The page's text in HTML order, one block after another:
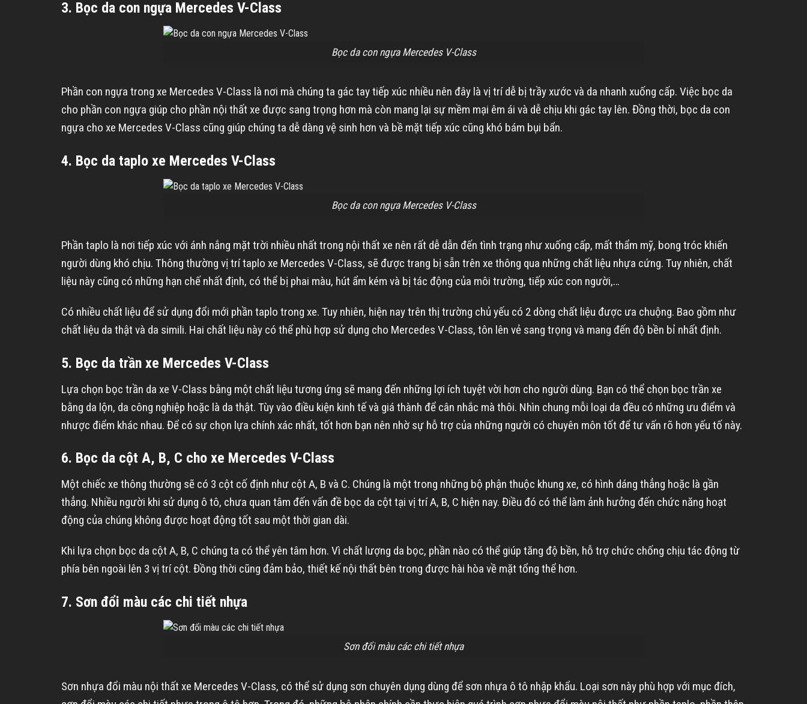
3. Bọc da con ngựa Mercedes V-Class
Bọc da con ngựa Mercedes V-Class
Phần con ngựa trong xe Mercedes V-Class là nơi mà chúng ta gác tay tiếp xúc nhiều nên đây là vị trí dễ bị trầy xước và da nhanh xuống cấp. Việc bọc da
cho phần con ngựa giúp cho phần nội thất xe được sang trọng hơn mà còn mang lại sự mềm mại êm ái và dễ chịu khi gác tay lên. Đồng thời, bọc da con
ngựa cho xe Mercedes V-Class cũng giúp chúng ta dễ dàng vệ sinh hơn và bề mặt tiếp xúc cũng khó bám bụi bẩn.
4. Bọc da taplo xe Mercedes V-Class
Bọc da con ngựa Mercedes V-Class
Phần taplo là nơi tiếp xúc với ánh nắng mặt trời nhiều nhất trong nội thất xe nên rất dễ dẫn đến tình trạng như xuống cấp, mất thẩm mỹ, bong tróc khiến
người dùng khó chịu. Thông thường vị trí taplo xe Mercedes V-Class, sẽ được trang bị sẵn trên xe thông qua những chất liệu nhựa cứng. Tuy nhiên, chất
liệu này cũng có những hạn chế nhất định, có thể bị phai màu, hút ẩm kém và bị tác động của môi trường, tiếp xúc con người,…
Có nhiều chất liệu để sử dụng đổi mới phần taplo trong xe. Tuy nhiên, hiện nay trên thị trường chủ yếu có 2 dòng chất liệu được ưa chuộng. Bao gồm như
chất liệu da thật và da simili. Hai chất liệu này có thể phù hợp sử dụng cho Mercedes V-Class, tôn lên vẻ sang trọng và mang đến độ bền bỉ nhất định.
5. Bọc da trần xe Mercedes V-Class
Lựa chọn bọc trần da xe V-Class bằng một chất liệu tương ứng sẽ mang đến những lợi ích tuyệt vời hơn cho người dùng. Bạn có thể chọn bọc trần xe
bằng da lộn, da công nghiệp hoặc là da thật. Tùy vào điều kiện kinh tế và giá thành để cân nhắc mà thôi. Nhìn chung mỗi loại da đều có những ưu điểm và
nhược điểm khác nhau. Để có sự chọn lựa chính xác nhất, tốt hơn bạn nên nhờ sự hỗ trợ của những người có chuyên môn tốt để tư vấn rõ hơn yếu tố này.
6. Bọc da cột A, B, C cho xe Mercedes V-Class
Một chiếc xe thông thường sẽ có 3 cột cố định như cột A, B và C. Chúng là một trong những bộ phận thuộc khung xe, có hình dáng thẳng hoặc là gần
thẳng. Nhiều người khi sử dụng ô tô, chưa quan tâm đến vấn đề bọc da cột tại vị trí A, B, C hiện nay. Điều đó có thể làm ảnh hưởng đến chức năng hoạt
động của chúng không được hoạt động tốt sau một thời gian dài.
Khi lựa chọn bọc da cột A, B, C chúng ta có thể yên tâm hơn. Vì chất lượng da bọc, phần nào có thể giúp tăng độ bền, hỗ trợ chức chống chịu tác động từ
phía bên ngoài lên 3 vị trí cột. Đồng thời cũng đảm bảo, thiết kế nội thất bên trong được hài hòa về mặt tổng thể hơn.
7. Sơn đổi màu các chi tiết nhựa
Sơn đổi màu các chi tiết nhựa
Sơn nhựa đổi màu nội thất xe Mercedes V-Class, có thể sử dụng sơn chuyên dụng dùng để sơn nhựa ô tô nhập khẩu. Loại sơn này phù hợp với mục đích,